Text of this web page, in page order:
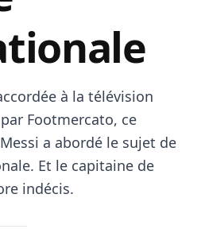
à la télévision
Footmercato, ce
a abordé le sujet de
Et le capitaine de
indécis.